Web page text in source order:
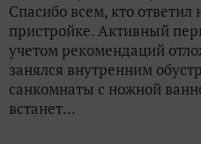
Спасибо всем, кто
пристройке. Активный
учетом рекомендаций
занялся внутренним
санкомнаты с ножной
встанет...